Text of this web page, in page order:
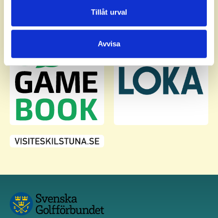
Dessa kan i sin tur kombinera informationen med annan
Tillåt urval
Avvisa